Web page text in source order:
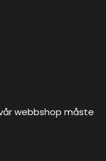
webbshop måste